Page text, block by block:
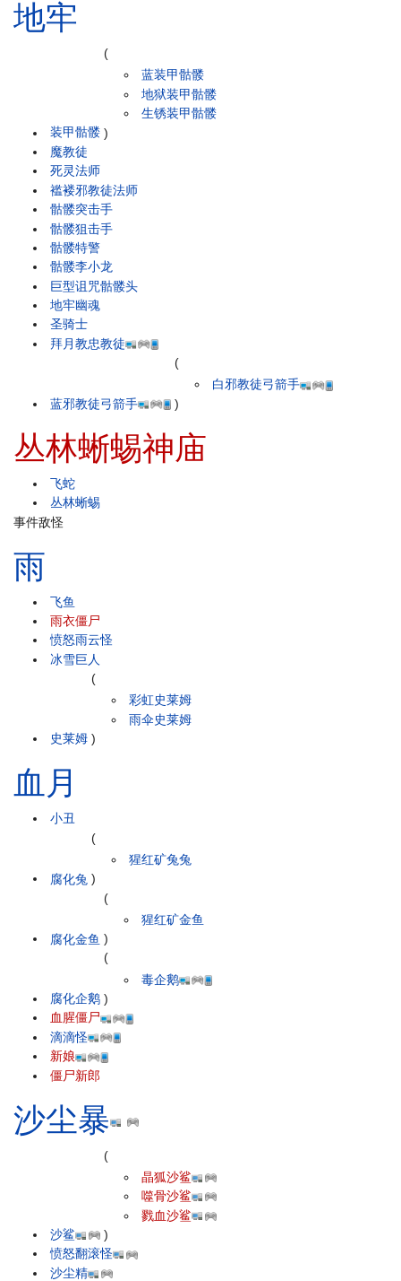
地牢
装甲骷髅
(
蓝装甲骷髅
地狱装甲骷髅
生锈装甲骷髅
)
魔教徒
死灵法师
褴褛邪教徒法师
骷髅突击手
骷髅狙击手
骷髅特警
骷髅李小龙
巨型诅咒骷髅头
地牢幽魂
圣骑士
拜月教忠教徒
蓝邪教徒弓箭手
(
白邪教徒弓箭手
)
丛林蜥蜴神庙
飞蛇
丛林蜥蜴
事件敌怪
雨
飞鱼
雨衣僵尸
愤怒雨云怪
冰雪巨人
史莱姆
(
彩虹史莱姆
雨伞史莱姆
)
血月
小丑
腐化兔
(
猩红矿兔兔
)
腐化金鱼
(
猩红矿金鱼
)
腐化企鹅
(
毒企鹅
)
血腥僵尸
滴滴怪
新娘
僵尸新郎
沙尘暴
沙鲨
(
晶狐沙鲨
噬骨沙鲨
戮血沙鲨
)
愤怒翻滚怪
沙尘精